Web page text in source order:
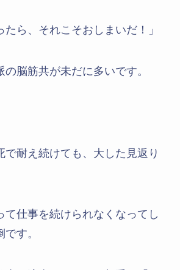
たら、それこそおしまいだ！」
の脳筋共が未だに多いです。
で耐え続けても、大した見返り
て仕事を続けられなくなってし
す。